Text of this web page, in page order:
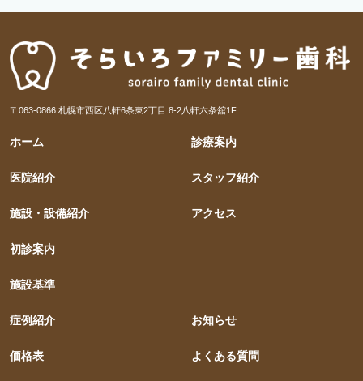
〒063-0866 札幌市西区八軒6条東2丁目 8-2八軒六条舘1F
ホーム
医院紹介
施設・設備紹介
初診案内
施設基準
診療案内
スタッフ紹介
アクセス
症例紹介
価格表
お知らせ
よくある質問